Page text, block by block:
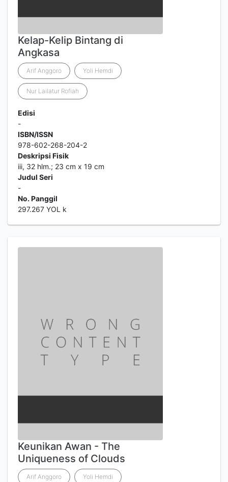
Kelap-Kelip Bintang di
Angkasa
Arif Anggoro Yoli Hemdi
Nur Lailatur Rofiah
Edisi
-
ISBN/ISSN
978-602-268-204-2
Deskripsi Fisik
iii, 32 hlm.; 23 cm x 19 cm
Judul Seri
-
No. Panggil
297.267 YOL k
Keunikan Awan - The
Uniqueness of Clouds
Arif Anggoro Yoli Hemdi